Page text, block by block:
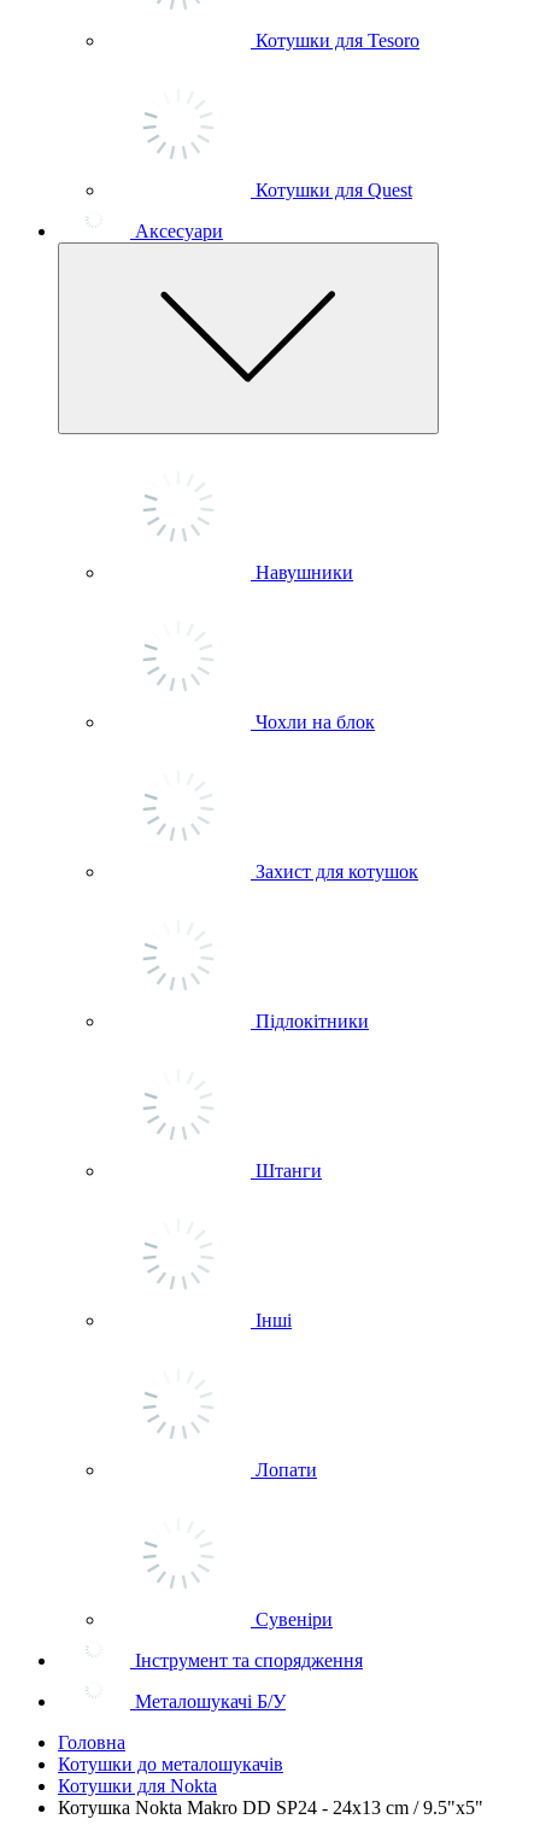
Котушки для Tesoro
Котушки для Quest
Аксесуари
Навушники
Чохли на блок
Захист для котушок
Підлокітники
Штанги
Інші
Лопати
Сувеніри
Інструмент та спорядження
Металошукачі Б/У
Головна
Котушки до металошукачів
Котушки для Nokta
Котушка Nokta Makro DD SP24 - 24x13 cm / 9.5"x5"